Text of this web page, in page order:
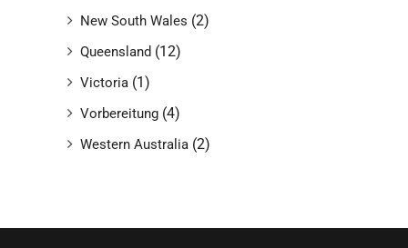
New South Wales (2)
Queensland (12)
Victoria (1)
Vorbereitung (4)
Western Australia (2)